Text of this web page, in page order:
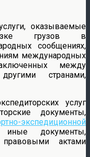
оказываемые
грузов в
сообщениях,
международных
между
странами,
услуг
документы,
экспедиционной
документы,
актами